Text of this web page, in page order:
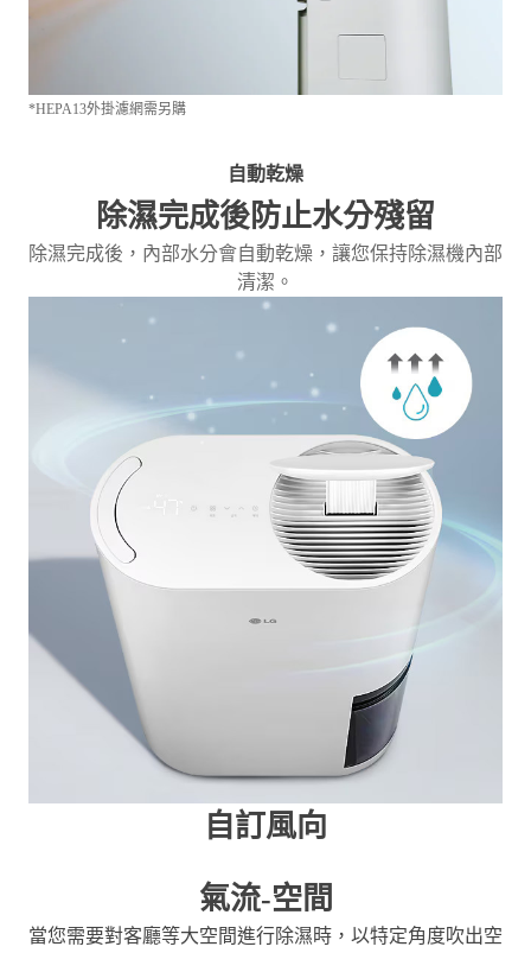
*HEPA13外掛濾網需另購
自動乾燥
除濕完成後防止水分殘留
除濕完成後，內部水分會自動乾燥，讓您保持除濕機內部
清潔。
自訂風向
氣流-空間
當您需要對客廳等大空間進行除濕時，以特定角度吹出空